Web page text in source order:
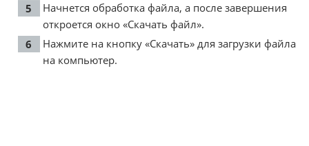
Начнется обработка файла, а после завершения
откроется окно «Скачать файл».
Нажмите на кнопку «Скачать» для загрузки файла
на компьютер.